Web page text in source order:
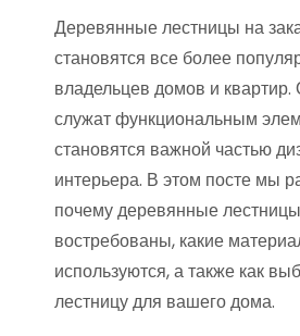
Деревянные лестницы на
становятся все более
владельцев домов и квартир.
служат функциональным
становятся важной частью
интерьера. В этом посте мы
почему деревянные
востребованы, какие
используются, а также как
лестницу для вашего дома.